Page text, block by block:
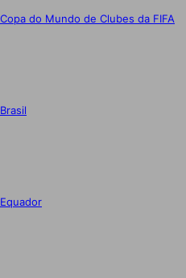
Copa do Mundo de Clubes da FIFA
Brasil
Equador